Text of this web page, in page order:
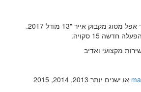
שירות תיקון מחשב נייד אפל מסוג מקבוק אייר "13 מודל 2017.
חדשה 15 סקויה.
מקצועי ואדיב
או ישנים יותר 2013, 2014, 2015